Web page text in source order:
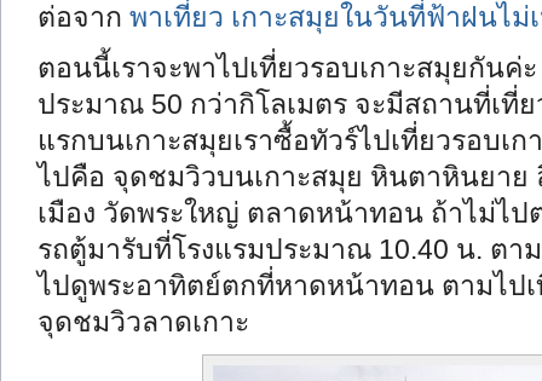
ต่อจาก พาเที่ยว เกาะสมุยในวันที่ฟ้าฝนไม่
ตอนนี้เราจะพาไปเที่ยวรอบเกาะสมุยกันค่
ประมาณ 50 กว่ากิโลเมตร จะมีสถานที่เที่
แรกบนเกาะสมุยเราซื้อทัวร์ไปเที่ยวรอบเ
ไปคือ จุดชมวิวบนเกาะสมุย หินตาหินยาย
เมือง วัดพระใหญ่ ตลาดหน้าทอน ถ้าไม่ไ
รถตู้มารับที่โรงแรมประมาณ 10.40 น. ตา
ไปดูพระอาทิตย์ตกที่หาดหน้าทอน ตามไป
จุดชมวิวลาดเกาะ